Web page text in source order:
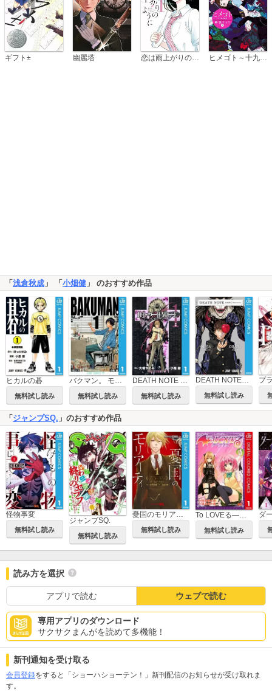
ギフト± 幽麗塔 恋は雨上がりのように ヒメゴト～十九歳の制服～
「 浅倉秋成 」 「 小畑健 」 のおすすめ作品
ヒカルの碁
無料試し読み 無料試し読み 無料試し読み 無料試し読み
プ
「ジャンプSQ. 」のおすすめ作品
怪物事変
無料試し読み
ジャンプSQ.
無料試し読み
憂国のモリアーティ
無料試し読み
To LOVEる―とらぶる―ダークネス カラー版
無料試し読み
読み方を選択
アプリで読む ウェブで読む
専用アプリのダウンロード
サクサクまんがを読めて多機能！
新刊通知を受け取る
会員登録をすると「ショーハショーテン！」新刊配信のお知らせが受け取れま
す。